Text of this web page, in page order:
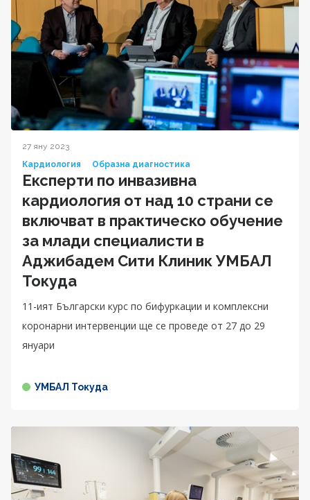
27 яну 2023
Кардиология
Образна диагностика
Експерти по инвазивна
кардиология от над 10 страни се
включват в практическо обучение
за млади специалисти в
Аджибадем Сити Клиник УМБАЛ
Токуда
11-ият Български курс по бифуркации и комплексни
коронарни интервенции ще се проведе от 27 до 29
януари
УМБАЛ Токуда